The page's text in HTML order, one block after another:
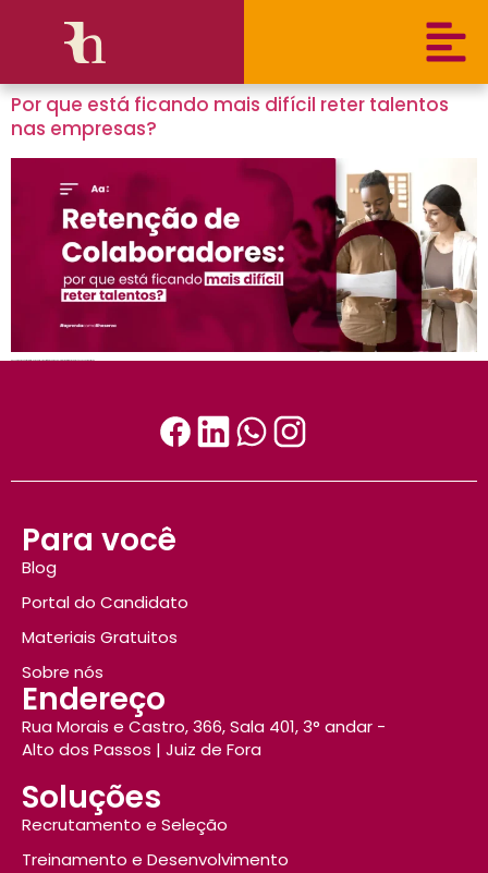
Por que está ficando mais difícil reter talentos
nas empresas?
Para você
Blog
Portal do Candidato
Materiais Gratuitos
Sobre nós
Endereço
Rua Morais e Castro, 366, Sala 401, 3° andar -
Alto dos Passos | Juiz de Fora
Soluções
Recrutamento e Seleção
Treinamento e Desenvolvimento